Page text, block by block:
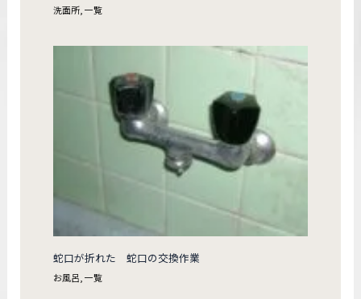
洗面所 ,一覧
蛇口が折れた 蛇口の交換作業
お風呂,一覧